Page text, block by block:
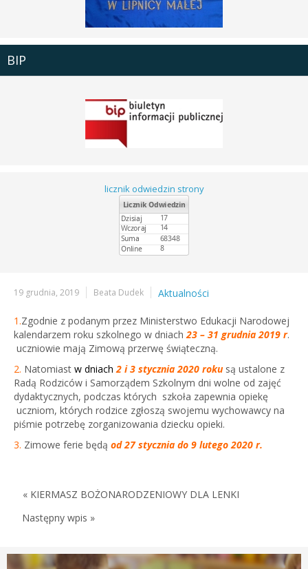
BIP
licznik odwiedzin strony
19 grudnia, 2019 Beata Dudek Aktualności
1.Zgodnie z podanym przez Ministerstwo Edukacji Narodowej
kalendarzem roku szkolnego w dniach 23 – 31 grudnia 2019 r.
uczniowie mają Zimową przerwę świąteczną.
2. Natomiast w dniach 2 i 3 stycznia 2020 rokusą ustalone z
Radą Rodziców i Samorządem Szkolnym dni wolne od zajęć
dydaktycznych, podczas których szkoła zapewnia opiekę
uczniom, których rodzice zgłoszą swojemu wychowawcy na
piśmie potrzebę zorganizowania dziecku opieki.
3. Zimowe ferie będą od 27 stycznia do 9 lutego 2020 r.
« KIERMASZ BOŻONARODZENIOWY DLA LENKI
Następny wpis »